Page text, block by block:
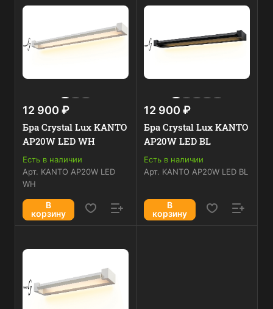
12 900 ₽
Бра Crystal Lux KANTO
AP20W LED WH
Есть в наличии
Арт. KANTO AP20W LED
WH
В
корзину
12 900 ₽
Бра Crystal Lux KANTO
AP20W LED BL
Есть в наличии
Арт. KANTO AP20W LED BL
В
корзину